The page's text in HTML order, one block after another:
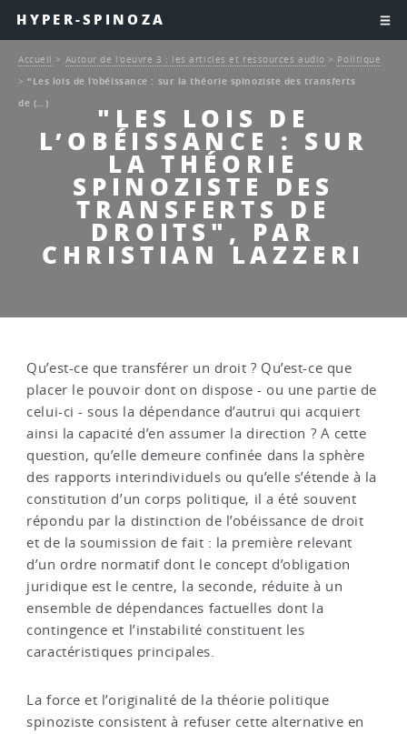
HYPER-SPINOZA
"LES LOIS DE
L’OBÉISSANCE : SUR
LA THÉORIE
SPINOZISTE DES
TRANSFERTS DE
DROITS", PAR
CHRISTIAN LAZZERI
Accueil > Autour de l’oeuvre 3 : les articles et ressources audio > Politique
> "Les lois de l’obéissance : sur la théorie spinoziste des transferts
de (…)
Qu’est-ce que transférer un droit ? Qu’est-ce que
placer le pouvoir dont on dispose - ou une partie de
celui-ci - sous la dépendance d’autrui qui acquiert
ainsi la capacité d’en assumer la direction ? A cette
question, qu’elle demeure confinée dans la sphère
des rapports interindividuels ou qu’elle s’étende à la
constitution d’un corps politique, il a été souvent
répondu par la distinction de l’obéissance de droit
et de la soumission de fait : la première relevant
d’un ordre normatif dont le concept d’obligation
juridique est le centre, la seconde, réduite à un
ensemble de dépendances factuelles dont la
contingence et l’instabilité constituent les
caractéristiques principales.
La force et l’originalité de la théorie politique
spinoziste consistent à refuser cette alternative en